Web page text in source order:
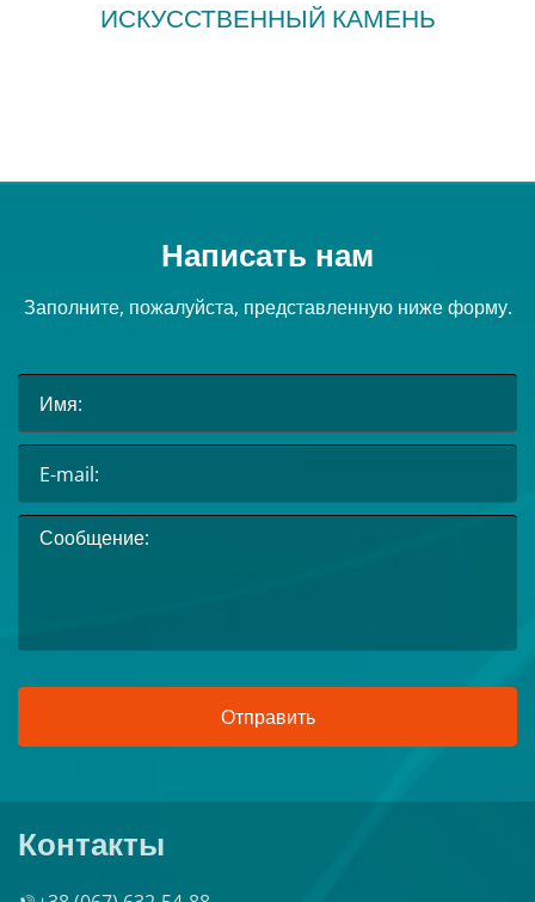
ИСКУССТВЕННЫЙ КАМЕНЬ
Написать нам
Заполните, пожалуйста, представленную ниже форму.
Отправить
Контакты